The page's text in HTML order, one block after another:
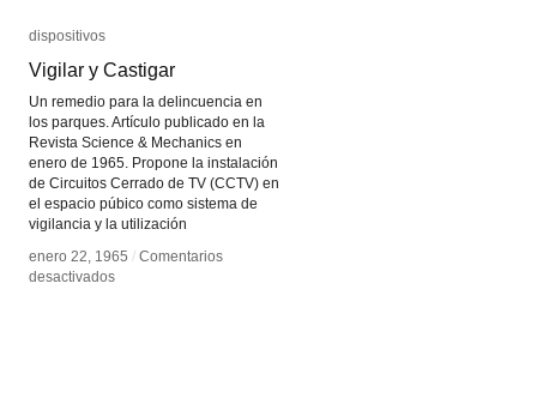
dispositivos
Vigilar y Castigar
Un remedio para la delincuencia en
los parques. Artículo publicado en la
Revista Science & Mechanics en
enero de 1965. Propone la instalación
de Circuitos Cerrado de TV (CCTV) en
el espacio púbico como sistema de
vigilancia y la utilización
enero 22, 1965 / Comentarios
desactivadosen
dispositivos
Vigilar y Castigar
enero 22, 1965 / Comentarios
desactivadosen